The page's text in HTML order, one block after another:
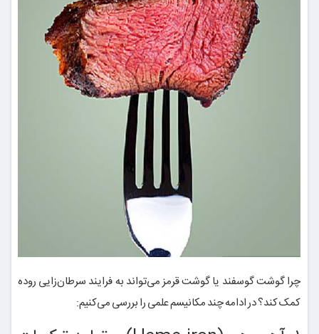
چرا گوشت گوسفند یا گوشت قرمز می‌تواند به فرایند سرطان‌زایی روده
کمک کند؟ در ادامه چند مکانیسم علمی را بررسی می‌کنیم: